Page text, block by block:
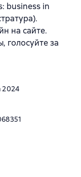
business in
на сайте.
голосуйте за
2024